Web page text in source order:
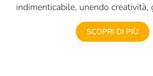
indimenticabile, unendo creatività,
SCOPRI DI PIÙ